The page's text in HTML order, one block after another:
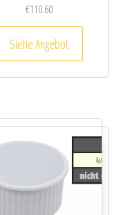
€110.60
Siehe Angebot